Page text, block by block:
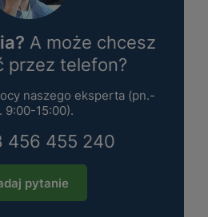
A może chcesz
przez telefon?
naszego eksperta (pn.-
9:00-15:00).
456 455 240
pytanie